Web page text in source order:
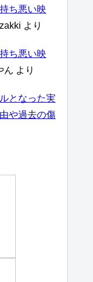
ち悪い映
より
ち悪い映
ん より
となった実
や過去の傷